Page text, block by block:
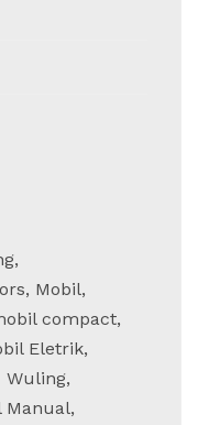
,
, Mobil,
compact,
Eletrik,
Wuling,
Manual,